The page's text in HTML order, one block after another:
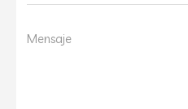
Mensaje